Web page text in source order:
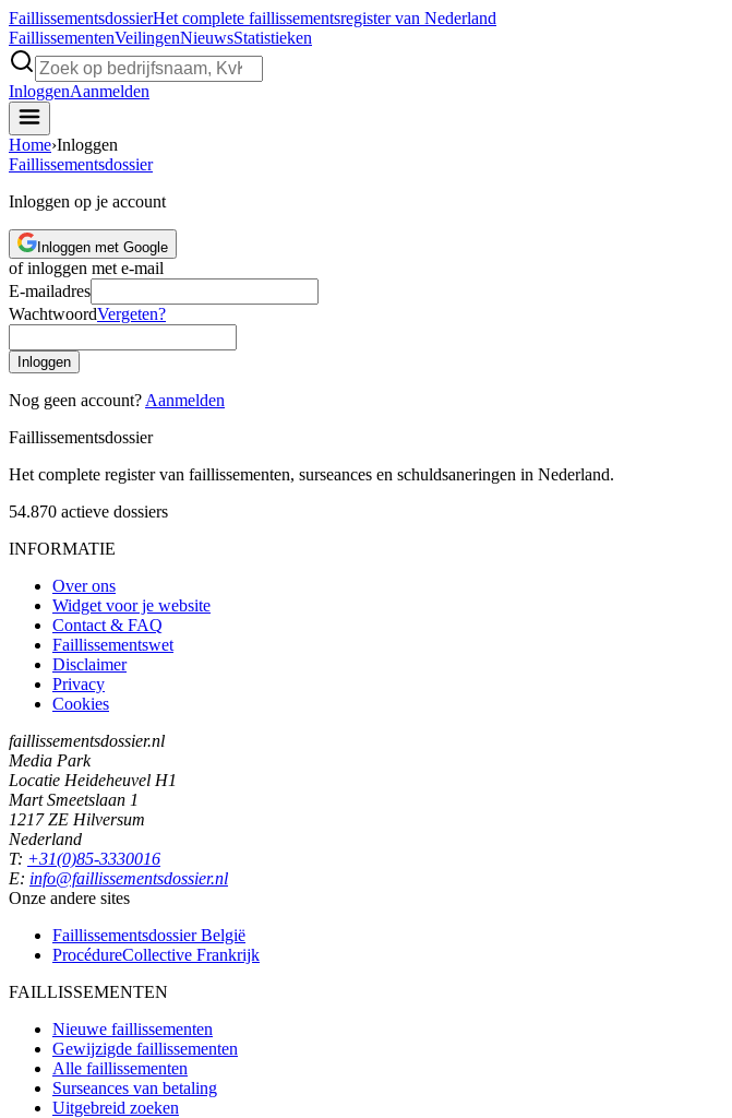
FaillissementsdossierHet complete faillissementsregister van Nederland
FaillissementenVeilingenNieuwsStatistieken
InloggenAanmelden
Home›Inloggen
Faillissementsdossier
Inloggen op je account
Inloggen met Google
of inloggen met e-mail
E-mailadres
WachtwoordVergeten?
Inloggen
Nog geen account? Aanmelden
Faillissementsdossier
Het complete register van faillissementen, surseances en schuldsaneringen in Nederland.
54.870 actieve dossiers
INFORMATIE
Over ons
Widget voor je website
Contact & FAQ
Faillissementswet
Disclaimer
Privacy
Cookies
faillissementsdossier.nl
Media Park
Locatie Heideheuvel H1
Mart Smeetslaan 1
1217 ZE Hilversum
Nederland
T: +31(0)85-3330016
E: info@faillissementsdossier.nl
Onze andere sites
Faillissementsdossier België
ProcédureCollective Frankrijk
FAILLISSEMENTEN
Nieuwe faillissementen
Gewijzigde faillissementen
Alle faillissementen
Surseances van betaling
Uitgebreid zoeken